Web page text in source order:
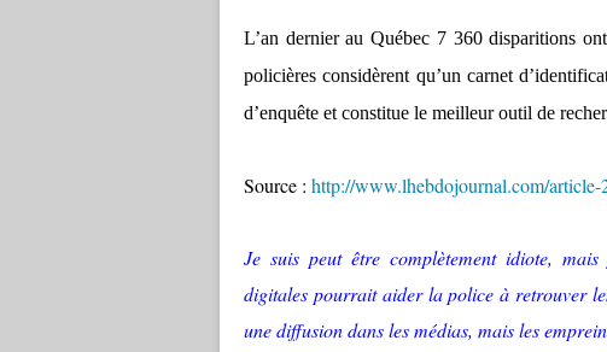
L’an dernier au Québec 7 360 disparitions
policières considèrent qu’un carnet
d’enquête et constitue le meilleur outil de
Source : http://www.lhebdojournal.com/
Je suis peut être complètement idiote,
digitales pourrait aider la police à retrouver
une diffusion dans les médias, mais les